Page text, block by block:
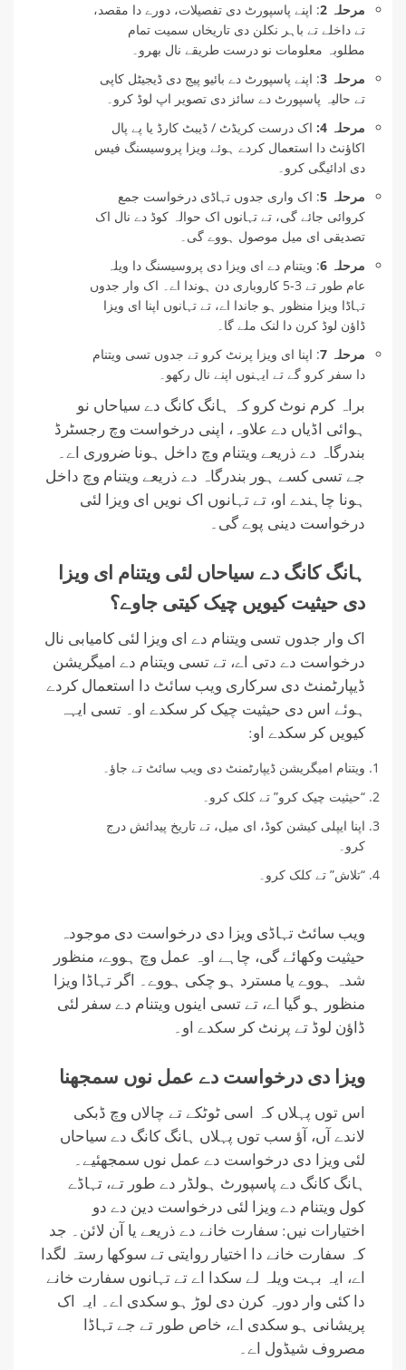
مرحلہ 2
: اپنے پاسپورٹ دی تفصیلات، دورے دا مقصد،
تے داخلے تے باہر نکلن دی تاریخاں سمیت تمام
مطلوبہ معلومات نو درست طریقے نال بھرو۔
مرحلہ 3
: اپنے پاسپورٹ دے بائیو پیج دی ڈیجیٹل کاپی
تے حالیہ پاسپورٹ دے سائز دی تصویر اپ لوڈ کرو۔
مرحلہ 4:
اک درست کریڈٹ / ڈیبٹ کارڈ یا پے پال
اکاؤنٹ دا استعمال کردے ہوئے ویزا پروسیسنگ فیس
دی ادائیگی کرو۔
مرحلہ 5
: اک واری جدوں تہاڈی درخواست جمع
کروائی جائے گی، تے تہانوں اک حوالہ کوڈ دے نال اک
تصدیقی ای میل موصول ہووے گی۔
مرحلہ 6
: ویتنام دے ای ویزا دی پروسیسنگ دا ویلہ
عام طور تے 3-5 کاروباری دن ہوندا اے۔ اک وار جدوں
تہاڈا ویزا منظور ہو جاندا اے، تے تہانوں اپنا ای ویزا
ڈاؤن لوڈ کرن دا لنک ملے گا۔
مرحلہ 7
: اپنا ای ویزا پرنٹ کرو تے جدوں تسی ویتنام
دا سفر کرو گے تے ایہنوں اپنے نال رکھو۔
براہ کرم نوٹ کرو کہ ہانگ کانگ دے سیاحاں نو
ہوائی اڈیاں دے علاوہ، اپنی درخواست وچ رجسٹرڈ
بندرگاہ دے ذریعے ویتنام وچ داخل ہونا ضروری اے۔
جے تسی کسے ہور بندرگاہ دے ذریعے ویتنام وچ داخل
ہونا چاہندے او، تے تہانوں اک نویں ای ویزا لئی
درخواست دینی پوے گی۔
ہانگ کانگ دے سیاحاں لئی ویتنام ای ویزا
دی حیثیت کیویں چیک کیتی جاوے؟
اک وار جدوں تسی ویتنام دے ای ویزا لئی کامیابی نال
درخواست دے دتی اے، تے تسی ویتنام دے امیگریشن
ڈیپارٹمنٹ دی سرکاری ویب سائٹ دا استعمال کردے
ہوئے اس دی حیثیت چیک کر سکدے او۔ تسی ایہہ
کیویں کر سکدے او:
ویتنام امیگریشن ڈیپارٹمنٹ دی ویب سائٹ تے جاؤ۔
“حیثیت چیک کرو” تے کلک کرو۔
اپنا ایپلی کیشن کوڈ، ای میل، تے تاریخ پیدائش درج
کرو۔
“تلاش” تے کلک کرو۔
ویب سائٹ تہاڈی ویزا دی درخواست دی موجودہ
حیثیت وکھائے گی، چاہے اوہ عمل وچ ہووے، منظور
شدہ ہووے یا مسترد ہو چکی ہووے۔ اگر تہاڈا ویزا
منظور ہو گیا اے، تے تسی اینوں ویتنام دے سفر لئی
ڈاؤن لوڈ تے پرنٹ کر سکدے او۔
ویزا دی درخواست دے عمل نوں سمجھنا
اس توں پہلاں کہ اسی ٹوٹکے تے چالاں وچ ڈبکی
لاندے آں، آؤ سب توں پہلاں ہانگ کانگ دے سیاحاں
لئی ویزا دی درخواست دے عمل نوں سمجھئیے۔
ہانگ کانگ دے پاسپورٹ ہولڈر دے طور تے، تہاڈے
کول ویتنام دے ویزا لئی درخواست دین دے دو
اختیارات نیں: سفارت خانے دے ذریعے یا آن لائن۔ جد
کہ سفارت خانے دا اختیار روایتی تے سوکھا رستہ لگدا
اے، ایہ بہت ویلہ لے سکدا اے تے تہانوں سفارت خانے
دا کئی وار دورہ کرن دی لوڑ ہو سکدی اے۔ ایہ اک
پریشانی ہو سکدی اے، خاص طور تے جے تہاڈا
مصروف شیڈول اے۔